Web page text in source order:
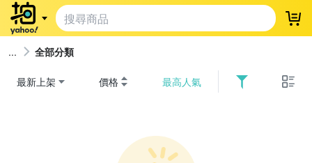
登
全部分類
最新上架 價格 最高人氣